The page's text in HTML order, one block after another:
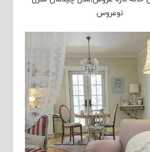
نوعروس